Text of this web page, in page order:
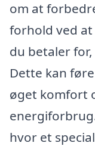
om at
forhold ved at
du betaler
Dette kan
øget komfort
hvor et